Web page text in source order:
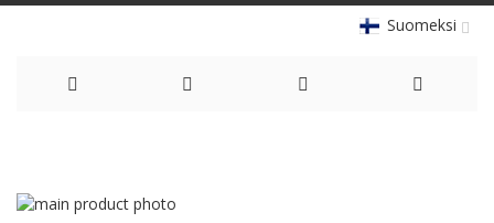
Suomeksi
Content
Skip